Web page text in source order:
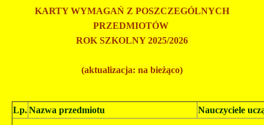
KARTY WYMAGAŃ Z POSZCZEGÓLNYCH
PRZEDMIOTÓW
ROK SZKOLNY 2025/2026
(aktualizacja: na bieżąco)
Lp.Nazwa przedmiotu Nauczyciele